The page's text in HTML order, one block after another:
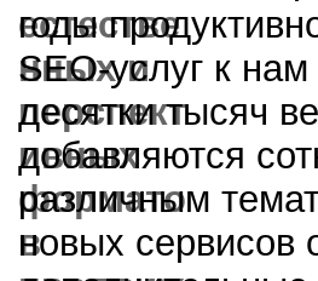
годы
SEO-услуг к
десятки тысяч
добавляются
различным
новых сервисов